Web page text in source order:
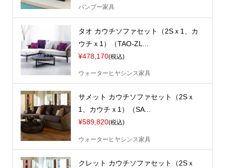
バンブー家具
タオ カウチソファセット（2Sｘ1、カ
ウチｘ1）（TAO-ZL...
¥478,170(税込)
ウォーターヒヤシンス家具
サメット カウチソファセット（2Sｘ
1、カウチｘ1）（SA...
¥589,820(税込)
ウォーターヒヤシンス家具
クレット カウチソファセット（2Sｘ